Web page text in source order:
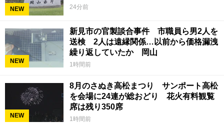
NEW 24分前
NEW
新見市の官製談合事件 市職員ら男2人を
送検 2人は遠縁関係…以前から価格漏洩
繰り返していたか 岡山
1時間前
NEW
8月のさぬき高松まつり サンポート高松
を会場に24連が総おどり 花火有料観覧
席は残り350席
1時間前